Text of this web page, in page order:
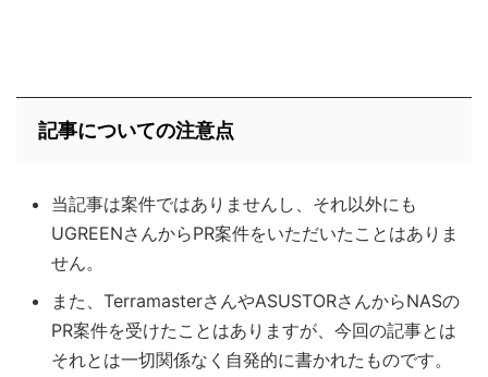
記事についての注意点
当記事は案件ではありませんし、それ以外にも
UGREENさんからPR案件をいただいたことはありま
せん。
また、TerramasterさんやASUSTORさんからNASの
PR案件を受けたことはありますが、今回の記事とは
それとは一切関係なく自発的に書かれたものです。